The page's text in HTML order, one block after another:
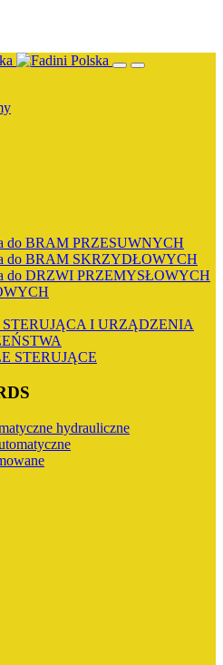
do BRAM PRZESUWNYCH
do BRAM SKRZYDŁOWYCH
do DRZWI PRZEMYSŁOWYCH
STERUJĄCA I URZĄDZENIA
STERUJĄCE
hydrauliczne